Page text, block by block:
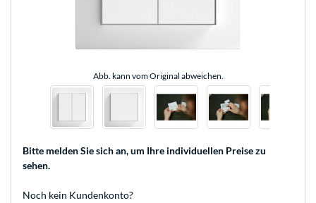
Abb. kann vom Original abweichen.
Bitte melden Sie sich an, um Ihre individuellen Preise zu
sehen.
Noch kein Kundenkonto?